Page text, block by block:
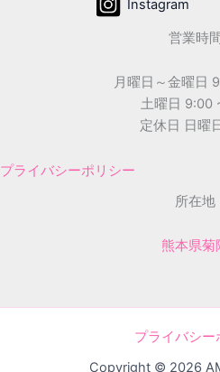
Instagram
営業時
月曜日～金曜日
土曜日 9:00
定休日 日曜
プライバシーポリシー
所在地
熊本県菊
プライバシー
Copyright © 2026